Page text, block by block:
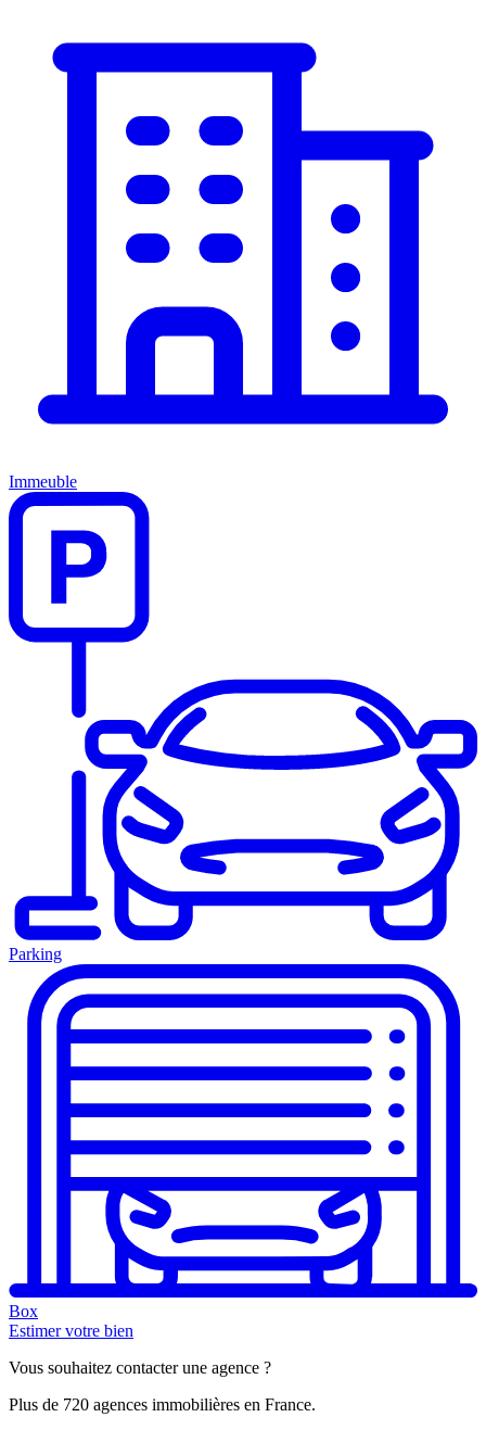
Immeuble
Parking
Box
Estimer votre bien
Vous souhaitez contacter une agence ?
Plus de 720 agences immobilières en France.